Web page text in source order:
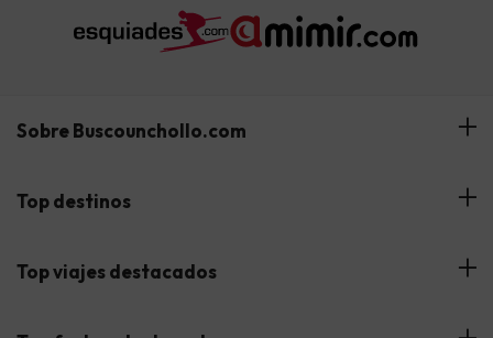
Sobre Buscounchollo.com
¿Quiénes somos?
Buscounchollo en los medios
Top destinos
Hoteles Andalucía
Top viajes destacados
Viajes con Niños